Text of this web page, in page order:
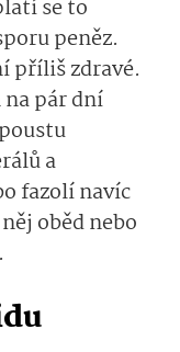
se to
peněz.
příliš zdravé.
pár dní
a
fazolí navíc
oběd nebo